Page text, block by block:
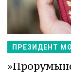
ПРЕЗИДЕНТ